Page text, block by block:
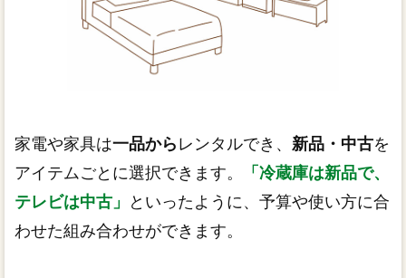
家電や家具は一品から レンタルでき、 新品・中古を
アイテムごとに選択できます。
「冷蔵庫は新品で、
テレビは中古」
といったように、予算や使い方に合
わせた組み合わせができます。